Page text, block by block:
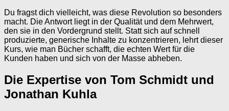
Du fragst dich vielleicht, was diese Revolution so besonders
macht. Die Antwort liegt in der Qualität und dem Mehrwert,
den sie in den Vordergrund stellt. Statt sich auf schnell
produzierte, generische Inhalte zu konzentrieren, lehrt dieser
Kurs, wie man Bücher schafft, die echten Wert für die
Kunden haben und sich von der Masse abheben.
Die Expertise von Tom Schmidt und
Jonathan Kuhla